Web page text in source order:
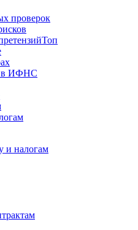
проверок
Топ
в ИФНС
и налогам